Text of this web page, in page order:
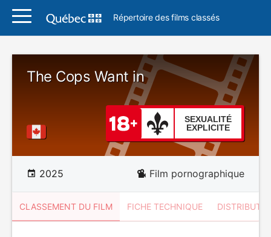
Répertoire des films classés
The Cops Want in
SEXUALITÉ
EXPLICITE
2025 Film pornographique
CLASSEMENT DU FILM FICHE TECHNIQUE